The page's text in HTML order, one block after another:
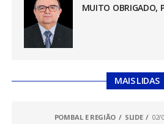
MUITO OBRIGADO,
MAIS LIDAS
POMBAL E REGIÃO SLIDE 02/